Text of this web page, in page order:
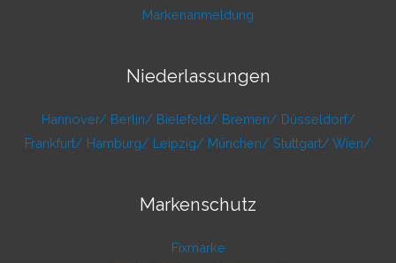
Markenanmeldung
Niederlassungen
Hannover/ Berlin/ Bielefeld/ Bremen/ Düsseldorf/
Frankfurt/ Hamburg/ Leipzig/ München/ Stuttgart/ Wien/
Markenschutz
Fixmarke